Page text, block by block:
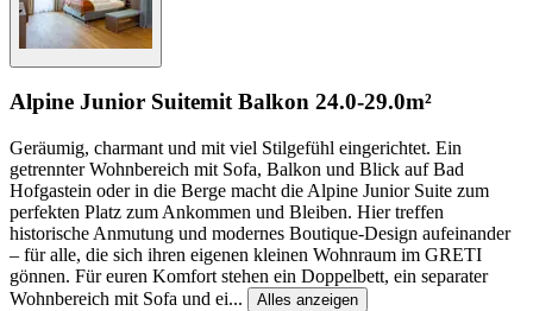
Alpine Junior Suitemit Balkon 24.0-29.0m²
Geräumig, charmant und mit viel Stilgefühl eingerichtet. Ein
getrennter Wohnbereich mit Sofa, Balkon und Blick auf Bad
Hofgastein oder in die Berge macht die Alpine Junior Suite zum
perfekten Platz zum Ankommen und Bleiben. Hier treffen
historische Anmutung und modernes Boutique-Design aufeinander
– für alle, die sich ihren eigenen kleinen Wohnraum im GRETI
gönnen. Für euren Komfort stehen ein Doppelbett, ein separater
Wohnbereich mit Sofa und ei... Alles anzeigen